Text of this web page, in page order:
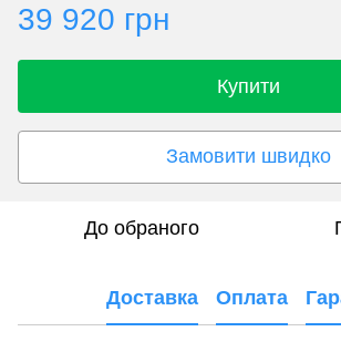
39 920 грн
Купити
Замовити швидко
До обраного
Доставка Оплата